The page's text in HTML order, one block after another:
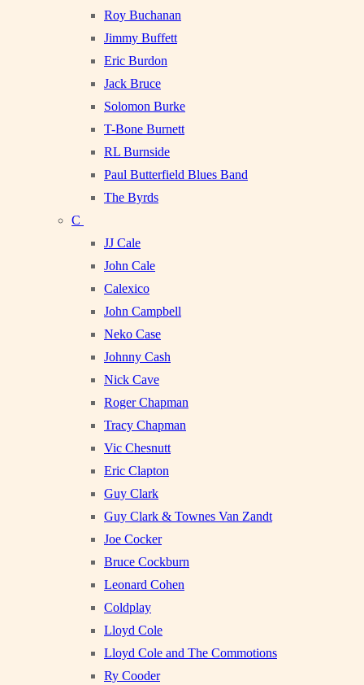
Roy Buchanan
Jimmy Buffett
Eric Burdon
Jack Bruce
Solomon Burke
T-Bone Burnett
RL Burnside
Paul Butterfield Blues Band
The Byrds
C
JJ Cale
John Cale
Calexico
John Campbell
Neko Case
Johnny Cash
Nick Cave
Roger Chapman
Tracy Chapman
Vic Chesnutt
Eric Clapton
Guy Clark
Guy Clark & Townes Van Zandt
Joe Cocker
Bruce Cockburn
Leonard Cohen
Coldplay
Lloyd Cole
Lloyd Cole and The Commotions
Ry Cooder